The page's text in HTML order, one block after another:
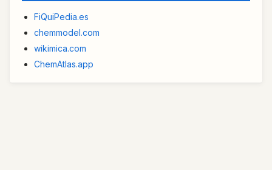
FiQuiPedia.es
chemmodel.com
wikimica.com
ChemAtlas.app